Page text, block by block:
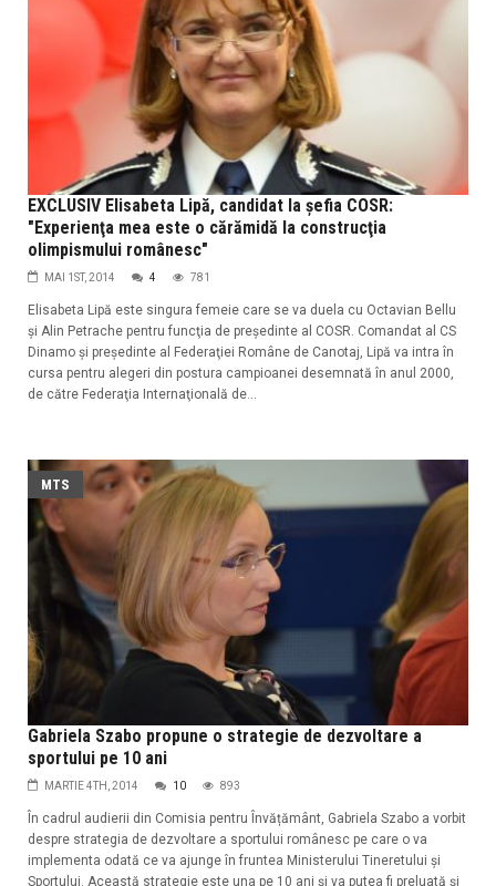
EXCLUSIV Elisabeta Lipă, candidat la şefia COSR:
"Experienţa mea este o cărămidă la construcţia
olimpismului românesc"
MAI 1ST, 2014 4 781
Elisabeta Lipă este singura femeie care se va duela cu Octavian Bellu
şi Alin Petrache pentru funcţia de preşedinte al COSR. Comandat al CS
Dinamo şi preşedinte al Federaţiei Române de Canotaj, Lipă va intra în
cursa pentru alegeri din postura campioanei desemnată în anul 2000,
de către Federaţia Internaţională de...
MTS
Gabriela Szabo propune o strategie de dezvoltare a
sportului pe 10 ani
MARTIE 4TH, 2014 10 893
În cadrul audierii din Comisia pentru Învățământ, Gabriela Szabo a vorbit
despre strategia de dezvoltare a sportului românesc pe care o va
implementa odată ce va ajunge în fruntea Ministerului Tineretului și
Sportului. Această strategie este una pe 10 ani și va putea fi preluată și